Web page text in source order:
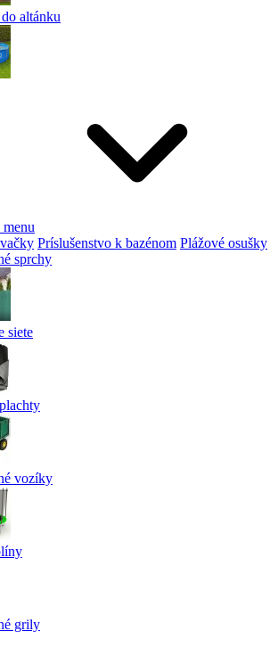
altánku
Príslušenstvo k bazénom Plážové osušky
sprchy
siete
vozíky
grily